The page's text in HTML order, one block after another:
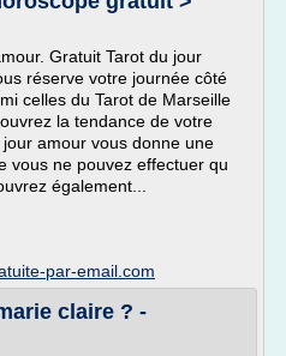
Gratuit Tarot du jour
réserve votre journée côté
celles du Tarot de Marseille
la tendance de votre
amour vous donne une
vous ne pouvez effectuer qu
également...
par-email.com
claire ? -